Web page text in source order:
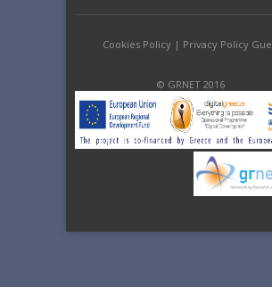
Cookies Policy| Privacy Policy
© GRNET 2016